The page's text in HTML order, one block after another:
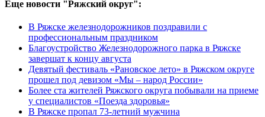
Еще новости "Ряжский округ":
В Ряжске железнодорожников поздравили с
профессиональным праздником
Благоустройство Железнодорожного парка в Ряжске
завершат к концу августа
Девятый фестиваль «Рановское лето» в Ряжском округе
прошел под девизом «Мы – народ России»
Более ста жителей Ряжского округа побывали на приеме
у специалистов «Поезда здоровья»
В Ряжске пропал 73-летний мужчина